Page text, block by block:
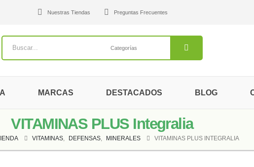
Nuestras Tiendas Preguntas Frecuentes
MARCAS DESTACADOS BLOG
VITAMINAS PLUS Integralia
VITAMINAS, DEFENSAS, MINERALES VITAMINAS PLUS INTEGRALIA